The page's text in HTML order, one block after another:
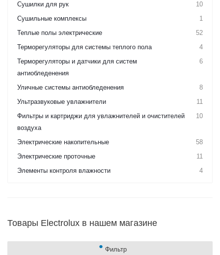
Сушилки для рук
10
Сушильные комплексы
1
Теплые полы электрические
52
Терморегуляторы для системы теплого пола
4
Терморегуляторы и датчики для систем
антиобледенения
6
Уличные системы антиобледенения
8
Ультразвуковые увлажнители
11
Фильтры и картриджи для увлажнителей и очистителей
воздуха
10
Электрические накопительные
58
Электрические проточные
11
Элементы контроля влажности
4
Товары Electrolux в нашем магазине
Фильтр